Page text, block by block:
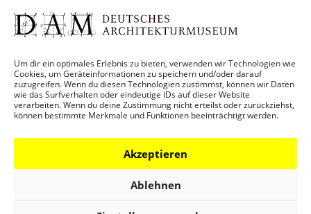
Um dir ein optimales Erlebnis zu bieten, verwenden wir Technologien wie
Cookies, um Geräteinformationen zu speichern und/oder darauf
zuzugreifen. Wenn du diesen Technologien zustimmst, können wir Daten
wie das Surfverhalten oder eindeutige IDs auf dieser Website
verarbeiten. Wenn du deine Zustimmung nicht erteilst oder zurückziehst,
können bestimmte Merkmale und Funktionen beeinträchtigt werden.
Akzeptieren
Ablehnen
ACHT ORTE ACHT AUTOR*INNEN
BEGEGNUNGEN ZWISCHEN
Juni 21, 2023
Von der Jahrhunderthalle ganz im Westen Frankfurts